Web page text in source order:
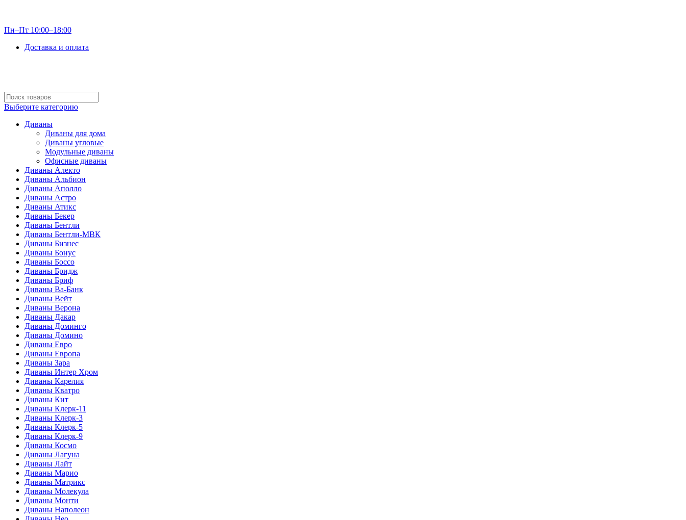
Пн–Пт 10:00–18:00
Доставка и оплата
Выберите категорию
Диваны
Диваны для дома
Диваны угловые
Модульные диваны
Офисные диваны
Диваны Алекто
Диваны Альбион
Диваны Аполло
Диваны Астро
Диваны Атикс
Диваны Бекер
Диваны Бентли
Диваны Бентли-МВК
Диваны Бизнес
Диваны Бонус
Диваны Боссо
Диваны Бридж
Диваны Бриф
Диваны Ва-Банк
Диваны Вейт
Диваны Верона
Диваны Дакар
Диваны Доминго
Диваны Домино
Диваны Евро
Диваны Европа
Диваны Зара
Диваны Интер Хром
Диваны Карелия
Диваны Кватро
Диваны Кит
Диваны Клерк-11
Диваны Клерк-3
Диваны Клерк-5
Диваны Клерк-9
Диваны Космо
Диваны Лагуна
Диваны Лайт
Диваны Марио
Диваны Матрикс
Диваны Молекула
Диваны Монти
Диваны Наполеон